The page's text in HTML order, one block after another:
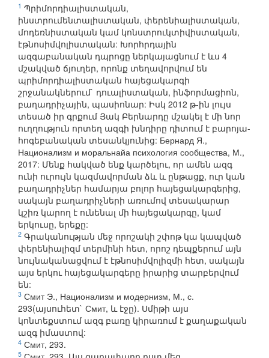
1 Պրիմորդիալիստական,
ինստրումենտալիստական, փերենիալիստական,
մոդեռնիստական կամ կոնստրուկտիվիստական,
էթնոսիմվոլիստական: Խորհրդային
ազգաբանական դպրոցը ներկայացնում է ևս 4
մշակված ճյուղեր, որոնք տեղավորվում են
պրիմորդիալիստական հայեցակարգի
շրջանակներում` դուալիստական, ինֆորմացիոն,
բաղադրիչային, պասիոնար: Իսկ 2012 թ-ին լույս
տեսած իր գրքում Յակ Բերնարդը մշակել է մի նոր
ուղղություն որտեղ ազգի խնդիրը դիտում է բարոյա-
հոգեբանական տեսանկյունից: Бернард Я.,
Национализм и моральнайа психология сообщества, М.,
2017: Մենք հակված ենք կարծելու, որ ամեն ազգ
ունի ուրույն կազմավորման ձև և ընթացք, ուր կան
բաղադրիչներ համարյա բոլոր հայեցակարգերից,
սակայն բաղադրիչների առումով տեսակարար
կշիռ կարող է ունենալ մի հայեցակարգը, կամ
երկուսը, երեքը:
2 Գրականության մեջ որոշակի շփոթ կա կապված
փերենիալիզմ տերմինի հետ, որոշ դեպքերում այն
նույնականացվում է էթնոսիմվոլիզմի հետ, սակայն
այս երկու հայեցակարգերը իրարից տարբերվում
են:
3 Смит Э., Национализм и модернизм, М., с.
293(այսուհետ` Смит, և էջը). Սմիթի այս
կոնտեքստում ազգ բառը կիրառում է քաղաքական
ազգ իմաստով:
4 Смит, 293.
5